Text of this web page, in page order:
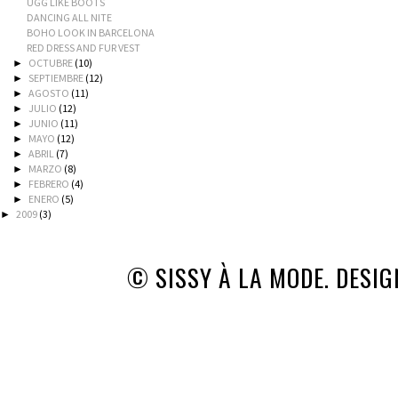
DANCING ALL NITE
BOHO LOOK IN BARCELONA
RED DRESS AND FUR VEST
► OCTUBRE (10)
► SEPTIEMBRE (12)
►AGOSTO (11)
► JULIO (12)
► JUNIO (11)
► MAYO (12)
►ABRIL (7)
► MARZO (8)
► FEBRERO (4)
► ENERO (5)
► 2009 (3)
© SISSY À LA MODE.